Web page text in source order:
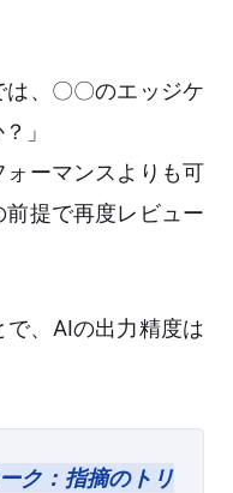
は、〇〇のエッジケ
」
ォーマンスよりも可
提で再度レビュー
、AIの出力精度は
ク：指摘のトリ